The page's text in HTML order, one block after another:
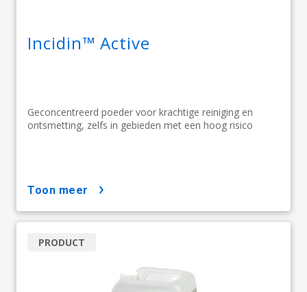
Incidin™ Active
Geconcentreerd poeder voor krachtige reiniging en
ontsmetting, zelfs in gebieden met een hoog risico
toon meer
PRODUCT